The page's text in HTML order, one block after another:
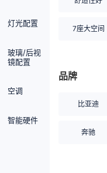
灯光配置
玻璃/后视
镜配置
空调
智能硬件
7座大空间
品牌
比亚迪
奔驰